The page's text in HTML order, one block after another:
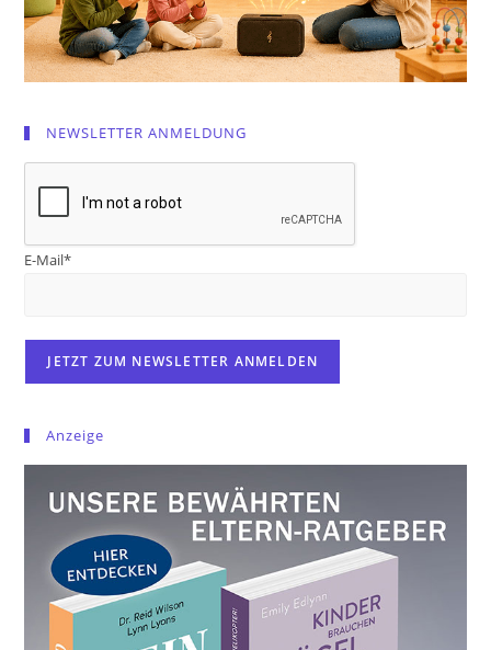
NEWSLETTER ANMELDUNG
E-Mail*
Anzeige